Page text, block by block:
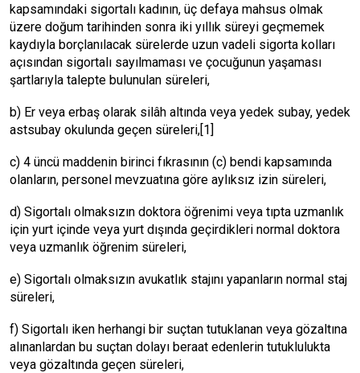
kapsamındaki sigortalı kadının, üç defaya mahsus olmak
üzere doğum tarihinden sonra iki yıllık süreyi geçmemek
kaydıyla borçlanılacak sürelerde uzun vadeli sigorta kolları
açısından sigortalı sayılmaması ve çocuğunun yaşaması
şartlarıyla talepte bulunulan süreleri,
b) Er veya erbaş olarak silâh altında veya yedek subay, yedek
astsubay okulunda geçen süreleri,[1]
c) 4 üncü maddenin birinci fıkrasının (c) bendi kapsamında
olanların, personel mevzuatına göre aylıksız izin süreleri,
d) Sigortalı olmaksızın doktora öğrenimi veya tıpta uzmanlık
için yurt içinde veya yurt dışında geçirdikleri normal doktora
veya uzmanlık öğrenim süreleri,
e) Sigortalı olmaksızın avukatlık stajını yapanların normal staj
süreleri,
f) Sigortalı iken herhangi bir suçtan tutuklanan veya gözaltına
alınanlardan bu suçtan dolayı beraat edenlerin tutuklulukta
veya gözaltında geçen süreleri,